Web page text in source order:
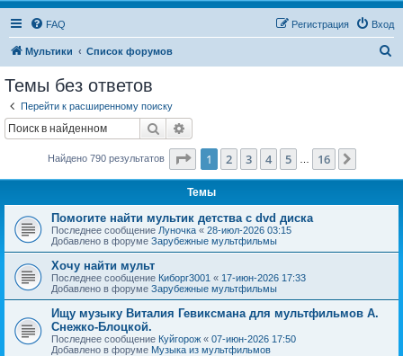
FAQ Вход
Регистрация
Мультики Список форумов
Темы без ответов
Перейти к расширенному поиску
Поиск
Найдено 790 результатов Страница из 16
1 2 3 4 5 16
Темы
Помогите найти мультик детства с dvd диска
Последнее сообщение Луночка « 28-июл-2026 03:15
Добавлено в форуме Зарубежные мультфильмы
Хочу найти мульт
Последнее сообщение Киборг3001 « 17-июн-2026 17:33
Добавлено в форуме Зарубежные мультфильмы
Ищу музыку Виталия Гевиксмана для мультфильмов А.
Снежко-Блоцкой.
Последнее сообщение Куйгорож « 07-июн-2026 17:50
Добавлено в форуме Музыка из мультфильмов